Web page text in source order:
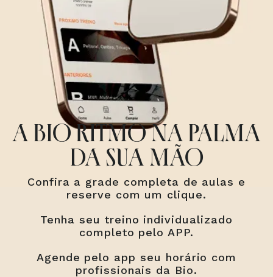
A BIO RITMO NA PALMA
DA SUA MÃO
Confira a grade completa de aulas e
reserve com um clique.
Tenha seu treino individualizado
completo pelo APP.
Agende pelo app seu horário com
profissionais da Bio.